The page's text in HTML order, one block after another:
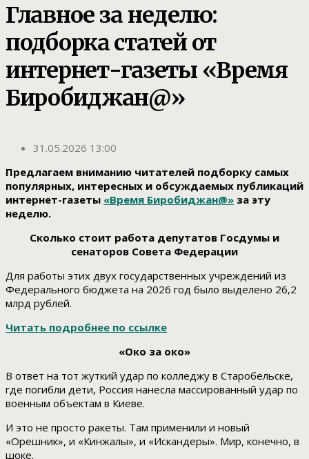
Главное за неделю:
подборка статей от
интернет-газеты «Время
Биробиджан@»
31.05.2026 13:00
Предлагаем вниманию читателей подборку самых
популярных, интересных и обсуждаемых публикаций
интернет-газеты «Время Биробиджан@» за эту
неделю.
Сколько стоит работа депутатов Госдумы и
сенаторов Совета Федерации
Для работы этих двух государственных учреждений из
Федерального бюджета на 2026 год было выделено 26,2
млрд рублей.
Читать подробнее по ссылке
«Око за око»
В ответ на тот жуткий удар по колледжу в Старобельске,
где погибли дети, Россия нанесла массированный удар по
военным объектам в Киеве.
И это не просто ракеты. Там применили и новый
«Орешник», и «Кинжалы», и «Искандеры». Мир, конечно, в
шоке.